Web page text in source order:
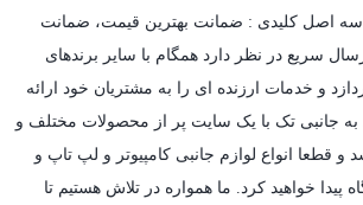
سه اصل کلیدی : ضمانت بهترین قیمت، ضمانت
سریع در نظر دارد همگام با سایر برندهای
و خدمات ارزنده ای را به مشتریان خود ارائه
جانبی تک با یک سایت پر از محصولات مختلف و
و قطعا انواع لوازم جانبی کامپیوتر و لپ تاپ و
پیدا خواهید کرد. ما همواره در تلاش هستیم تا